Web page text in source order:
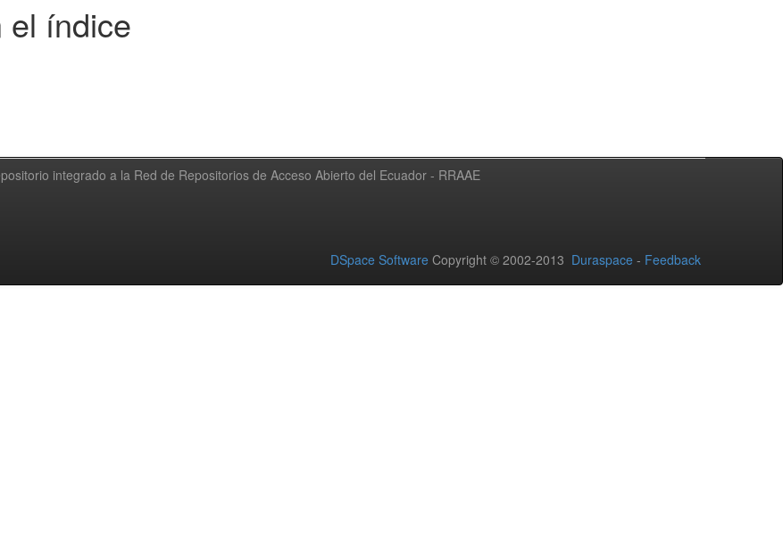
el índice
integrado a la Red de Repositorios de Acceso Abierto del Ecuador - RRAAE
DSpace Software Copyright © 2002-2013 Duraspace - Feedback